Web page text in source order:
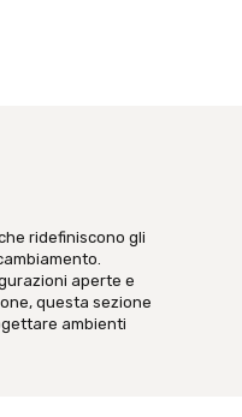
ridefiniscono gli
aperte e
questa sezione
ambienti